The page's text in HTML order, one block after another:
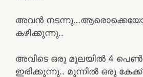
അവൻ
കഴിക്കുന്നു..
അവിടെ ഒരു മൂലയിൽ 4
ഇരിക്കുന്നു.. മുന്നിൽ ഒരു കേക്ക്